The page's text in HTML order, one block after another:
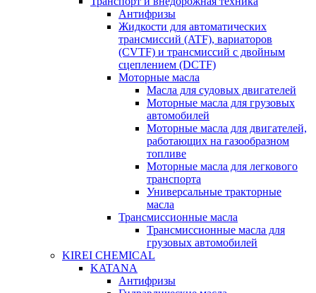
Антифризы
Жидкости для автоматических
трансмиссий (ATF), вариаторов
(CVTF) и трансмиссий с двойным
сцеплением (DCTF)
Моторные масла
Масла для судовых двигателей
Моторные масла для грузовых
автомобилей
Моторные масла для двигателей,
работающих на газообразном
топливе
Моторные масла для легкового
транспорта
Универсальные тракторные
масла
Трансмиссионные масла
Трансмиссионные масла для
грузовых автомобилей
KIREI CHEMICAL
KATANA
Антифризы